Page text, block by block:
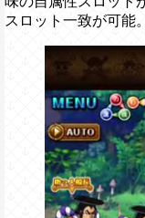
スロット一致が可能。